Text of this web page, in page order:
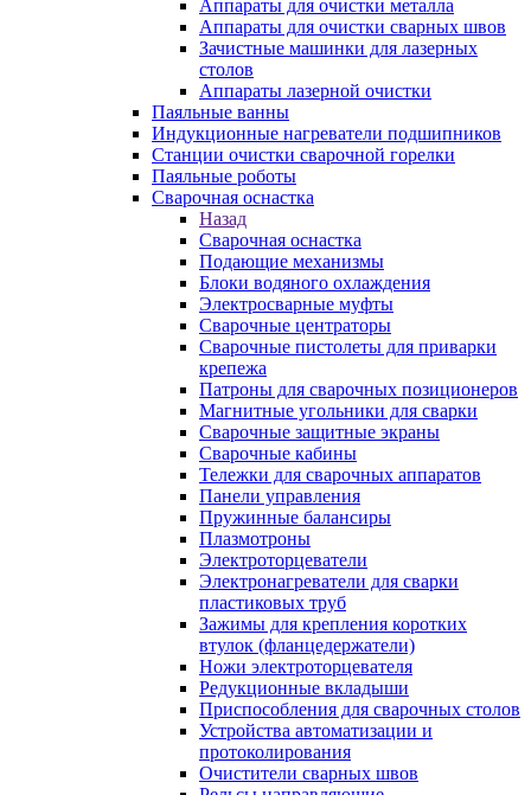
Аппараты для очистки металла
Аппараты для очистки сварных швов
Зачистные машинки для лазерных
столов
Аппараты лазерной очистки
Паяльные ванны
Индукционные нагреватели подшипников
Станции очистки сварочной горелки
Паяльные роботы
Сварочная оснастка
Назад
Сварочная оснастка
Подающие механизмы
Блоки водяного охлаждения
Электросварные муфты
Сварочные центраторы
Сварочные пистолеты для приварки
крепежа
Патроны для сварочных позиционеров
Магнитные угольники для сварки
Сварочные защитные экраны
Сварочные кабины
Тележки для сварочных аппаратов
Панели управления
Пружинные балансиры
Плазмотроны
Электроторцеватели
Электронагреватели для сварки
пластиковых труб
Зажимы для крепления коротких
втулок (фланцедержатели)
Ножи электроторцевателя
Редукционные вкладыши
Приспособления для сварочных столов
Устройства автоматизации и
протоколирования
Очистители сварных швов